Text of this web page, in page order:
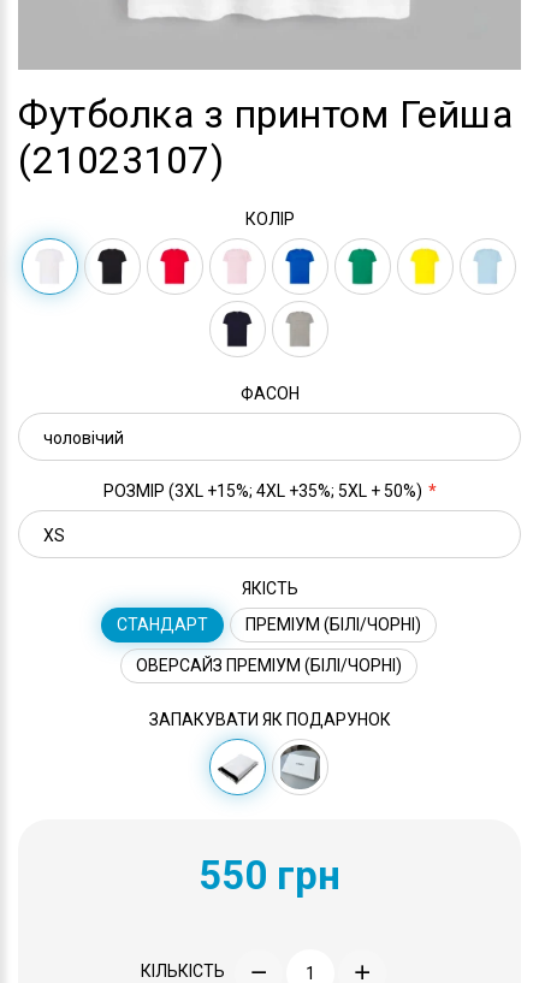
Футболка з принтом Гейша
(21023107)
КОЛІР
ФАСОН
РОЗМІР (3XL +15%; 4XL +35%; 5XL + 50%)
ЯКІСТЬ
СТАНДАРТ
ПРЕМІУМ (БІЛІ/ЧОРНІ)
ОВЕРСАЙЗ ПРЕМІУМ (БІЛІ/ЧОРНІ)
ЗАПАКУВАТИ ЯК ПОДАРУНОК
550 грн
КІЛЬКІСТЬ